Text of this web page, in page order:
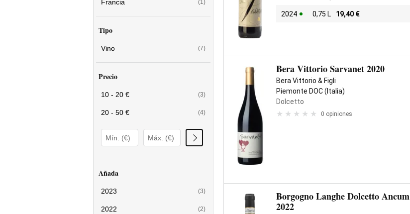
Francia (1)
Tipo
Vino (7)
Precio
10 - 20 € (3)
20 - 50 € (4)
Añada
2023 (3)
2022 (2)
2024 0,75 L 19,40 €
Bera Vittorio Sarvanet 2020
Bera Vittorio & Figli
Piemonte DOC (Italia)
Dolcetto
0 opiniones
Borgogno Langhe Dolcetto Ancum
2022